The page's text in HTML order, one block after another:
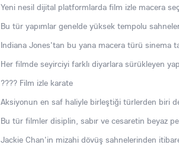
Yeni nesil dijital platformlarda film izle macera
Bu tür yapımlar genelde yüksek tempolu
Indiana Jones'tan bu yana macera türü sinema
Her filmde seyirciyi farklı diyarlara sürükleyen
???? Film izle karate
Aksiyonun en saf haliyle birleştiği türlerden biri
Bu tür filmler disiplin, sabır ve cesaretin beyaz
Jackie Chan'in mizahi dövüş sahnelerinden